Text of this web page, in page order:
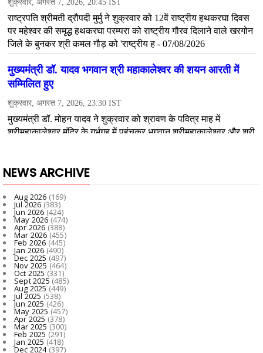
NEWS ARCHIVE
Aug 2026 (169)
Jul 2026 (383)
Jun 2026(424)
May 2026(474)
Apr 2026 (388)
Mar 2026(455)
Feb 2026 (445)
Jan 2026 (490)
Dec 2025(497)
Nov 2025 (464)
Oct 2025 (331)
Sept 2025 (485)
Aug 2025 (449)
Jul 2025 (538)
Jun 2025(426)
May 2025(457)
Apr 2025 (378)
Mar 2025 (300)
Feb 2025 (291)
Jan 2025 (418)
Dec 2024(397)